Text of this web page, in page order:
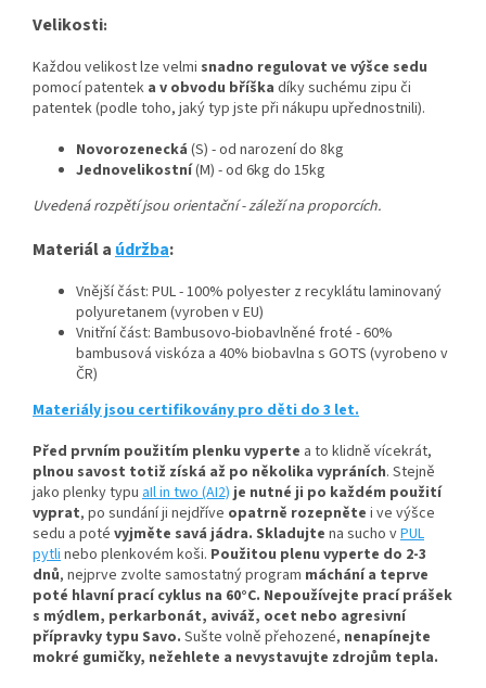
Velikosti:
Každou velikost lze velmi snadno regulovat ve výšce sedu
pomocí patentek a v obvodu bříška díky suchému zipu či
patentek (podle toho, jaký typ jste při nákupu upřednostnili).
Novorozenecká (S) - od narození do 8kg
Jednovelikostní(M) - od 6kg do 15kg
Uvedená rozpětí jsou orientační - záleží na proporcích.
Materiál a údržba:
Vnější část: PUL - 100% polyester z recyklátu laminovaný
polyuretanem (vyroben v EU)
Vnitřní část: Bambusovo-biobavlněné froté - 60%
bambusová viskóza a 40% biobavlna s GOTS (vyrobeno v
ČR)
Materiály jsou certifikovány pro děti do 3 let.
Před prvním použitím plenku vyperte a to klidně vícekrát,
plnou savost totiž získá až po několika vypráních. Stejně
jako plenky typu aIl in two (AI2) je nutné ji po každém použití
vyprat, po sundání ji nejdříve opatrně rozepněte i ve výšce
sedu a poté vyjměte savá jádra. Skladujte na sucho vPUL
pytlinebo plenkovém koši. Použitou plenu vyperte do 2-3
dnů, nejprve zvolte samostatný program máchání a teprve
poté hlavní prací cyklus na 60°C. Nepoužívejte prací prášek
s mýdlem, perkarbonát, aviváž, ocet nebo agresivní
přípravky typu Savo. Sušte volně přehozené, nenapínejte
mokré gumičky, nežehlete a nevystavujte zdrojům tepla.